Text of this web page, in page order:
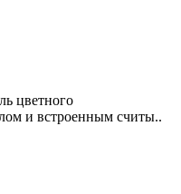
цветного
и встроенным считы..